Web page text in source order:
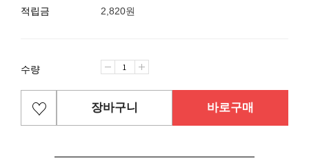
적립금
2,820원
수량
장바구니 바로구매